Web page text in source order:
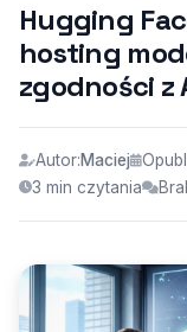
Hugging
hosting
zgodności z
Autor:Maciej
3 min czytania